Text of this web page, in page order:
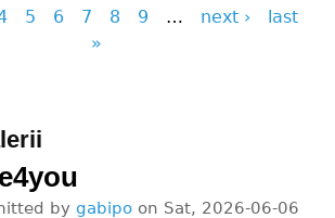
5 6 7 8 9 … next ›
last
»
by gabipo on Sat, 2026-06-06